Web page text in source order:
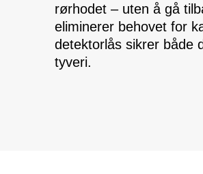
rørhodet – uten å gå
eliminerer behovet for
detektor­lås sikrer både
tyveri.